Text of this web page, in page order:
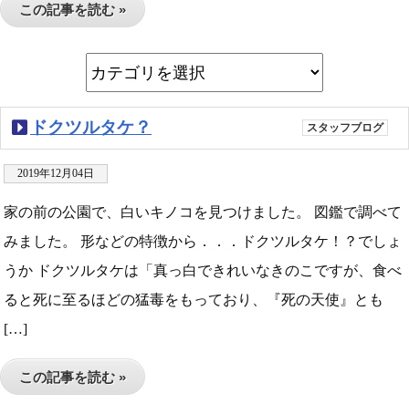
この記事を読む »
ドクツルタケ？ スタッフブログ
2019年12月04日
家の前の公園で、白いキノコを見つけました。 図鑑で調べて
みました。 形などの特徴から．．．ドクツルタケ！？でしょ
うか ドクツルタケは「真っ白できれいなきのこですが、食べ
ると死に至るほどの猛毒をもっており、『死の天使』とも
[…]
この記事を読む »